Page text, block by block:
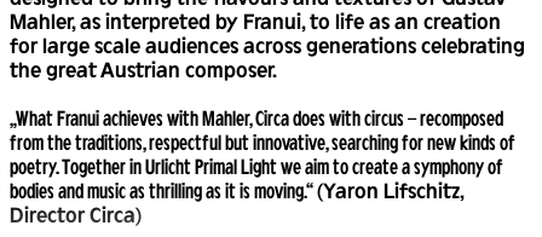
Mahler, as interpreted by Franui, to life as an creation
for large scale audiences across generations celebrating
the great Austrian composer.
„What Franui achieves with Mahler, Circa does with circus – recomposed
from the traditions, respectful but innovative, searching for new kinds of
poetry. Together in Urlicht Primal Light we aim to create a symphony of
bodies and music as thrilling as it is moving.“(Yaron Lifschitz,
Director Circa)